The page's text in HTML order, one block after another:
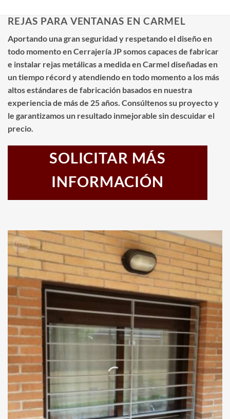
REJAS PARA VENTANAS EN CARMEL
Aportando una gran seguridad y respetando el diseño en
todo momento en Cerrajería JP somos capaces de fabricar
e instalar rejas metálicas a medida en Carmel diseñadas en
un tiempo récord y atendiendo en todo momento a los más
altos estándares de fabricación basados en nuestra
experiencia de más de 25 años. Consúltenos su proyecto y
le garantizamos un resultado inmejorable sin descuidar el
precio.
SOLICITAR MÁS
INFORMACIÓN